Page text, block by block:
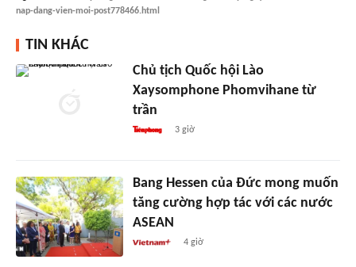
nap-dang-vien-moi-post778466.html
TIN KHÁC
Chủ tịch Quốc hội Lào
Xaysomphone Phomvihane từ
trần
3 giờ
Bang Hessen của Đức mong muốn
tăng cường hợp tác với các nước
ASEAN
4 giờ